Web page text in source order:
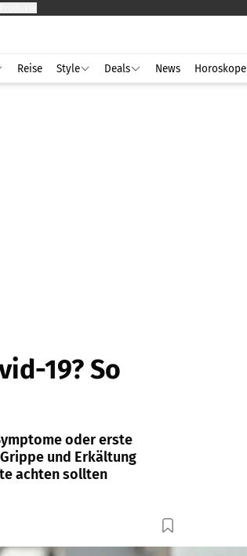
Reise Style Deals News Horoskope
19? So
oder erste
und Erkältung
achten sollten